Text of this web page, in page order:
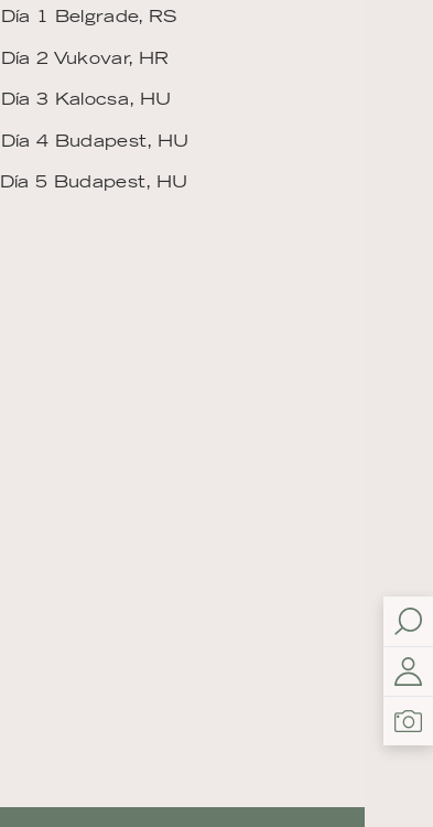
Día 1 Belgrade, RS
Día 2 Vukovar, HR
Día 3 Kalocsa, HU
Día 4 Budapest, HU
Día 5 Budapest, HU